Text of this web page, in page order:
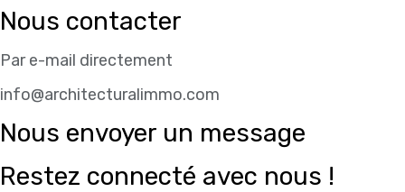
Nous contacter
Par e-mail directement
info@architecturalimmo.com
Nous envoyer un message
Restez connecté avec nous !